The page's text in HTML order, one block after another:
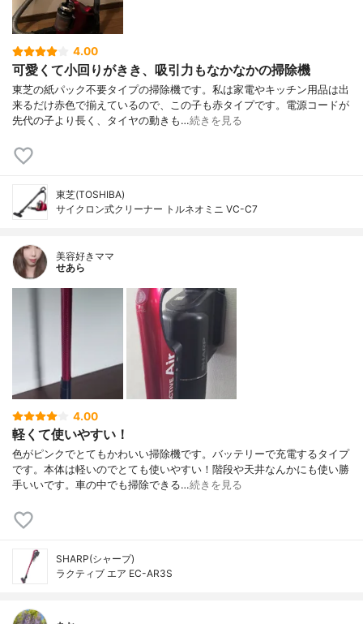
4.00
可愛くて小回りがきき、吸引力もなかなかの掃除機
東芝の紙パック不要タイプの掃除機です。私は家電やキッチン用品は出
来るだけ赤色で揃えているので、この子も赤タイプです。電源コードが
先代の子より長く、タイヤの動きも…続きを見る
東芝(TOSHIBA)
サイクロン式クリーナー トルネオミニ VC-C7
美容好きママ
せあら
4.00
軽くて使いやすい！
色がピンクでとてもかわいい掃除機です。バッテリーで充電するタイプ
です。本体は軽いのでとても使いやすい！階段や天井なんかにも使い勝
手いいです。車の中でも掃除できる…続きを見る
SHARP(シャープ)
ラクティブ エア EC-AR3S